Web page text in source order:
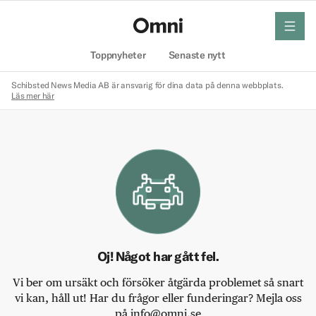
Toppnyheter Senaste nytt
meny
Schibsted News Media AB är ansvarig för dina data på denna webbplats.
Läs mer här
Oj! Något har gått fel.
Vi ber om ursäkt och försöker åtgärda problemet så snart
vi kan, håll ut! Har du frågor eller funderingar? Mejla oss